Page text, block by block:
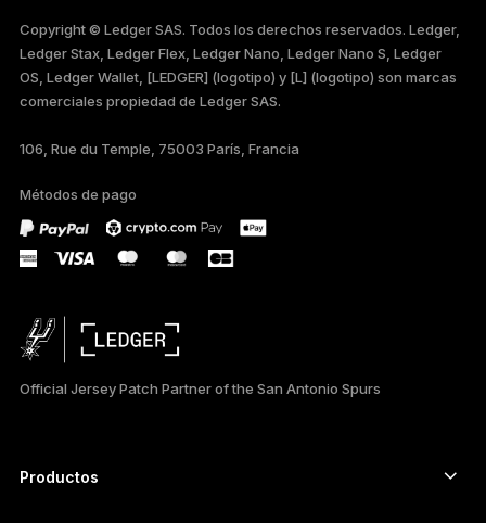
FRANÇAIS
TÜRKÇE
DEUTSCH
PORTUGUÊS
РУССКИЙ
日本語
Copyright © Ledger SAS. Todos los derechos reservados. Ledger,
Ledger Stax, Ledger Flex, Ledger Nano, Ledger Nano S, Ledger
OS, Ledger Wallet, [LEDGER] (logotipo) y [L] (logotipo) son marcas
comerciales propiedad de Ledger SAS.
106, Rue du Temple, 75003 París, Francia
Métodos de pago
Official Jersey Patch Partner of the San Antonio Spurs
Productos